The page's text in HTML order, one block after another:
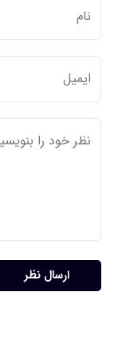
ارسال نظر